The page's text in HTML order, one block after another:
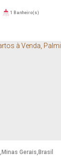
1 Banheiro(s)
Minas Gerais Brasil